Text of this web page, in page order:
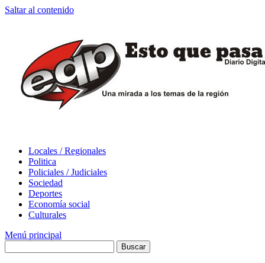
Saltar al contenido
Locales / Regionales
Politica
Policiales / Judiciales
Sociedad
Deportes
Economía social
Culturales
Menú principal